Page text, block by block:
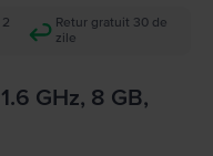
Retur gratuit 30 de
zile
GHz, 8 GB,